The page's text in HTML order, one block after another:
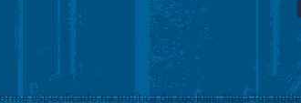
especificado na política de cookies. Negá-los